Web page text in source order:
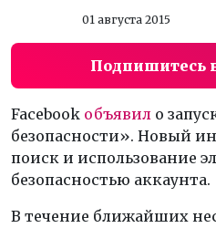
01 августа 2015
Подпишитесь
Facebook объявил о
безопасности». Новый
поиск и использование
безопасностью аккаунта.
В течение ближайших